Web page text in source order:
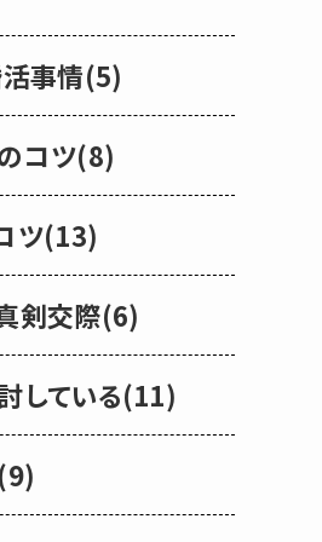
事情(5)
コツ(8)
ツ(13)
剣交際(6)
している(11)